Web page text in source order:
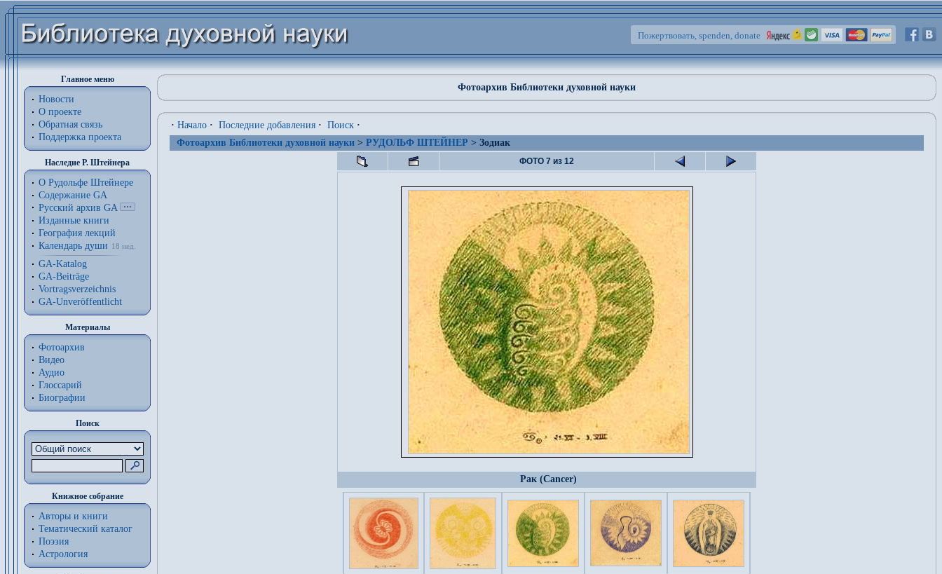
Пожертвовать, spenden, donate
Главное меню
Новости
О проекте
Обратная связь
Поддержка проекта
Наследие Р. Штейнера
О Рудольфе Штейнере
Содержание GA
Русский архив GA
Изданные книги
География лекций
Календарь души
18 нед.
GA-Katalog
GA-Beiträge
Vortragsverzeichnis
GA-Unveröffentlicht
Материалы
Фотоархив
Видео
Аудио
Глоссарий
Биографии
Поиск
Книжное собрание
Авторы и книги
Тематический каталог
Поэзия
Астрология
Фотоархив Библиотеки духовной науки
· Начало · Последние добавления · Поиск ·
Фотоархив Библиотеки духовной науки > РУДОЛЬФ ШТЕЙНЕР > Зодиак
ФОТО 7 из 12
Рак (Cancer)